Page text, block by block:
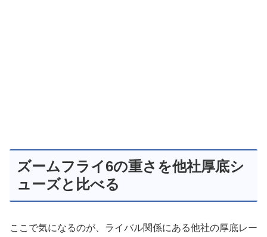
ズームフライ6の重さを他社厚底シ
ューズと比べる
ここで気になるのが、ライバル関係にある他社の厚底レー